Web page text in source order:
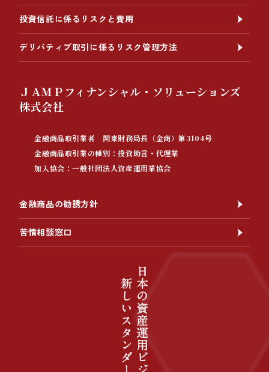
投資信託に係るリスクと費用
デリバティブ取引に係るリスク管理方法
ＪＡＭＰフィナンシャル・ソリューションズ
株式会社
金融商品取引業者 関東財務局長（金商）第3104号
金融商品取引業の種別：投資助言・代理業
加入協会：一般社団法人資産運用業協会
金融商品の勧誘方針
苦情相談窓口